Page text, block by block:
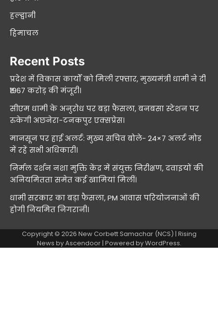
हल्द्वानी
हिमाचल
Recent Posts
प्रदेश में विकास कार्यों को मिली रफ्तार, मुख्यमंत्री धामी ने दी
₹1967 करोड़ की मंजूरी।
सीएम धामी के अनुरोध पर बड़ा फैसला, बनबसा स्टेशन पर
रुकेगी अछनेरा-टनकपुर एक्सप्रेस।
मानसून पर हाई अलर्ट: मुख्य सचिव बोले- 24×7 अलर्ट मोड
में रहें सभी अधिकारी।
निर्मल दर्शन नशा मुक्ति केंद्र में संयुक्त निरीक्षण, दवाइयों की
अनियमितता समेत कई खामियां मिलीं।
धामी सरकार का बड़ा फैसला, PM आवास परियोजनाओं की
होगी नियमित निगरानी।
Copyright © 2026 New Corbett Samachar (NCS) | Rising
News byAscendoor| Powered byWordPress.